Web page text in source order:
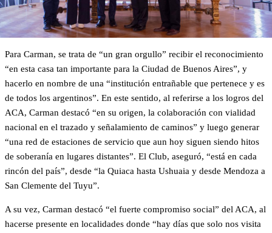
Para Carman, se trata de “un gran orgullo” recibir el reconocimiento
“en esta casa tan importante para la Ciudad de Buenos Aires”, y
hacerlo en nombre de una “institución entrañable que pertenece y es
de todos los argentinos”. En este sentido, al referirse a los logros del
ACA, Carman destacó “en su origen, la colaboración con vialidad
nacional en el trazado y señalamiento de caminos” y luego generar
“una red de estaciones de servicio que aun hoy siguen siendo hitos
de soberanía en lugares distantes”. El Club, aseguró, “está en cada
rincón del país”, desde “la Quiaca hasta Ushuaia y desde Mendoza a
San Clemente del Tuyu”.
A su vez, Carman destacó “el fuerte compromiso social” del ACA, al
hacerse presente en localidades donde “hay días que solo nos visita